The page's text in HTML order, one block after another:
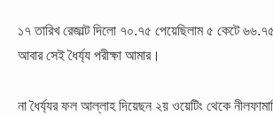
১৭ তারিখ রেজাল্ট দিলো ৭০.৭৫ পেয়েছিলাম ৫ কেটে
আবার সেই ধৈর্য্য পরীক্ষা আমার।
না ধৈর্য্যর ফল আল্লাহ দিয়েছন ২য় ওয়েটিং থেকে